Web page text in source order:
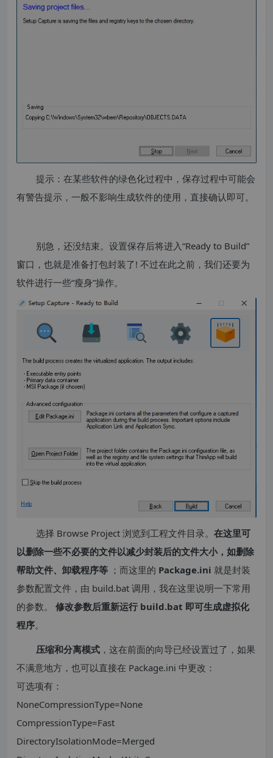
提示：在某些软件的绿色化过程中，保存过程中可能会
有警告提示，一般不影响生成软件的使用，直接确认即可。
别急，还没结束。设置保存后将进入“Ready to Build”
窗口，也就是准备打包封装了! 不过在此之前，我们还要为
软件进行一些“瘦身”操作。
选择 Browse Project 浏览到工程文件目录。 在这里可
以删除一些不必要的文件以减少封装后的文件大小，如删除
帮助文件、卸载程序等 ；而这里的 Package.ini 就是封装
参数配置文件，由 build.bat 调用，我在这里说明一下常用
的参数。
修改参数后重新运行 build.bat 即可生成虚拟化
程序。
压缩和分离模式 ，这在前面的向导已经设置过了，如果
不满意地方，也可以直接在 Package.ini 中更改：
可选项有：
NoneCompressionType=None
CompressionType=Fast
DirectoryIsolationMode=Merged